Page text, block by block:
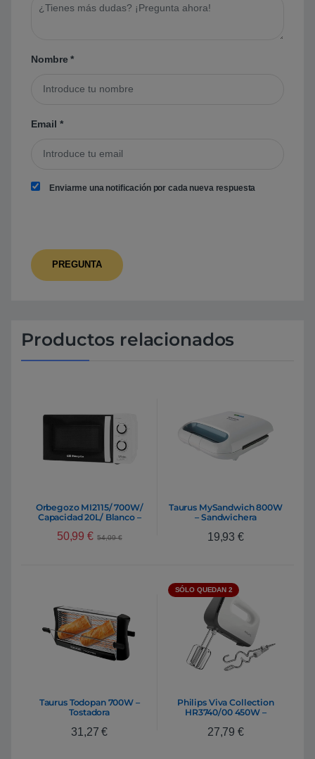
Nombre*
Email *
Enviarme una notificación por cada nueva respuesta
Productos relacionados
Orbegozo MI2115/ 700W/
Capacidad 20L/ Blanco –
50,99€ 54,09€
Taurus MySandwich 800W
– Sandwichera
19,93 €
Taurus Todopan 700W –
Tostadora
31,27€
SÓLO QUEDAN 2
Philips Viva Collection
HR3740/00 450W –
27,79 €